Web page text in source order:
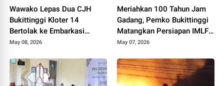
Wawako Lepas Dua CJH
Bukittinggi Kloter 14
Bertolak ke Embarkasi
Padang
May 08, 2026
Meriahkan 100 Tahun Jam
Gadang, Pemko Bukittinggi
Matangkan Persiapan IMLF
ke 4
May 07, 2026